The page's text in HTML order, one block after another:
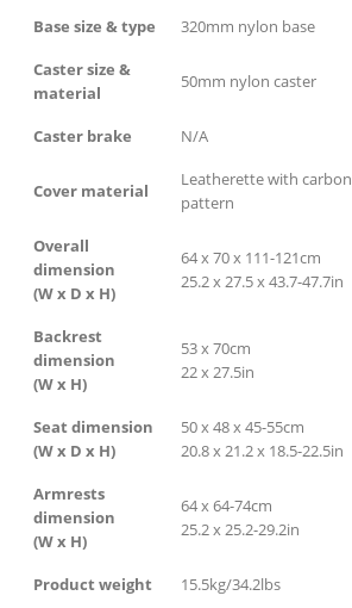
Base size & type
320mm nylon base
Caster size &
material
50mm nylon caster
Caster brake N/A
Cover material
Leatherette with carbon
pattern
Overall
dimension
(W x D x H)
64 x 70 x 111-121cm
25.2 x 27.5 x 43.7-47.7in
Backrest
dimension
(W x H)
53 x 70cm
22 x 27.5in
Seat dimension
(W x D x H)
50 x 48 x 45-55cm
20.8 x 21.2 x 18.5-22.5in
Armrests
dimension
(W x H)
64 x 64-74cm
25.2 x 25.2-29.2in
Product weight 15.5kg/34.2lbs